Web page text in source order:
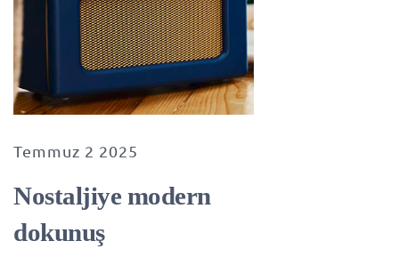
Temmuz 2 2025
Nostaljiye modern
dokunuş